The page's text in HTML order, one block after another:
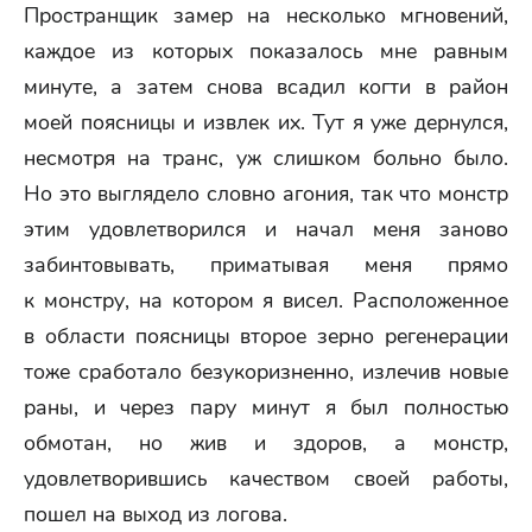
Пространщик замер на несколько мгновений,
каждое из которых показалось мне равным
минуте, а затем снова всадил когти в район
моей поясницы и извлек их. Тут я уже дернулся,
несмотря на транс, уж слишком больно было.
Но это выглядело словно агония, так что монстр
этим удовлетворился и начал меня заново
забинтовывать, приматывая меня прямо
к монстру, на котором я висел. Расположенное
в области поясницы второе зерно регенерации
тоже сработало безукоризненно, излечив новые
раны, и через пару минут я был полностью
обмотан, но жив и здоров, а монстр,
удовлетворившись качеством своей работы,
пошел на выход из логова.